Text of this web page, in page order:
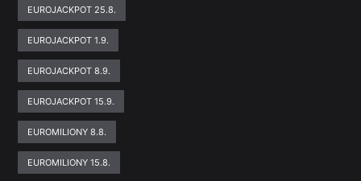
EUROJACKPOT 25.8.
EUROJACKPOT 1.9.
EUROJACKPOT 8.9.
EUROJACKPOT 15.9.
EUROMILIONY 8.8.
EUROMILIONY 15.8.